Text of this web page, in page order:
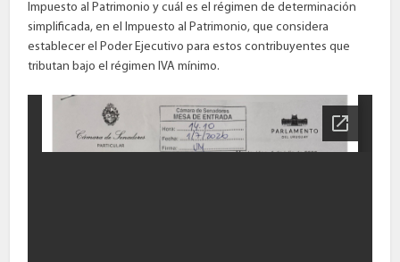
Impuesto al Patrimonio y cuál es el régimen de determinación
simplificada, en el Impuesto al Patrimonio, que considera
establecer el Poder Ejecutivo para estos contribuyentes que
tributan bajo el régimen IVA mínimo.